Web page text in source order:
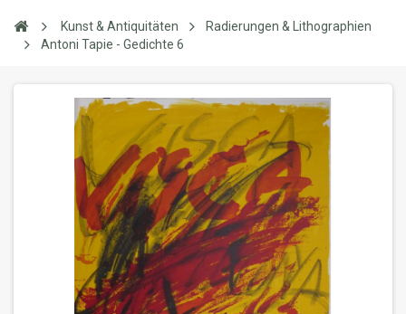
Kunst & Antiquitäten
Radierungen & Lithographien
Antoni Tapie - Gedichte 6